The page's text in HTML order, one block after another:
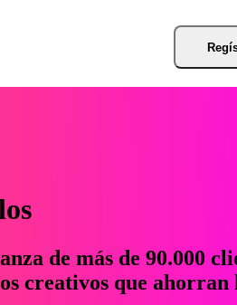
de más de 90.000
creativos que ahorran